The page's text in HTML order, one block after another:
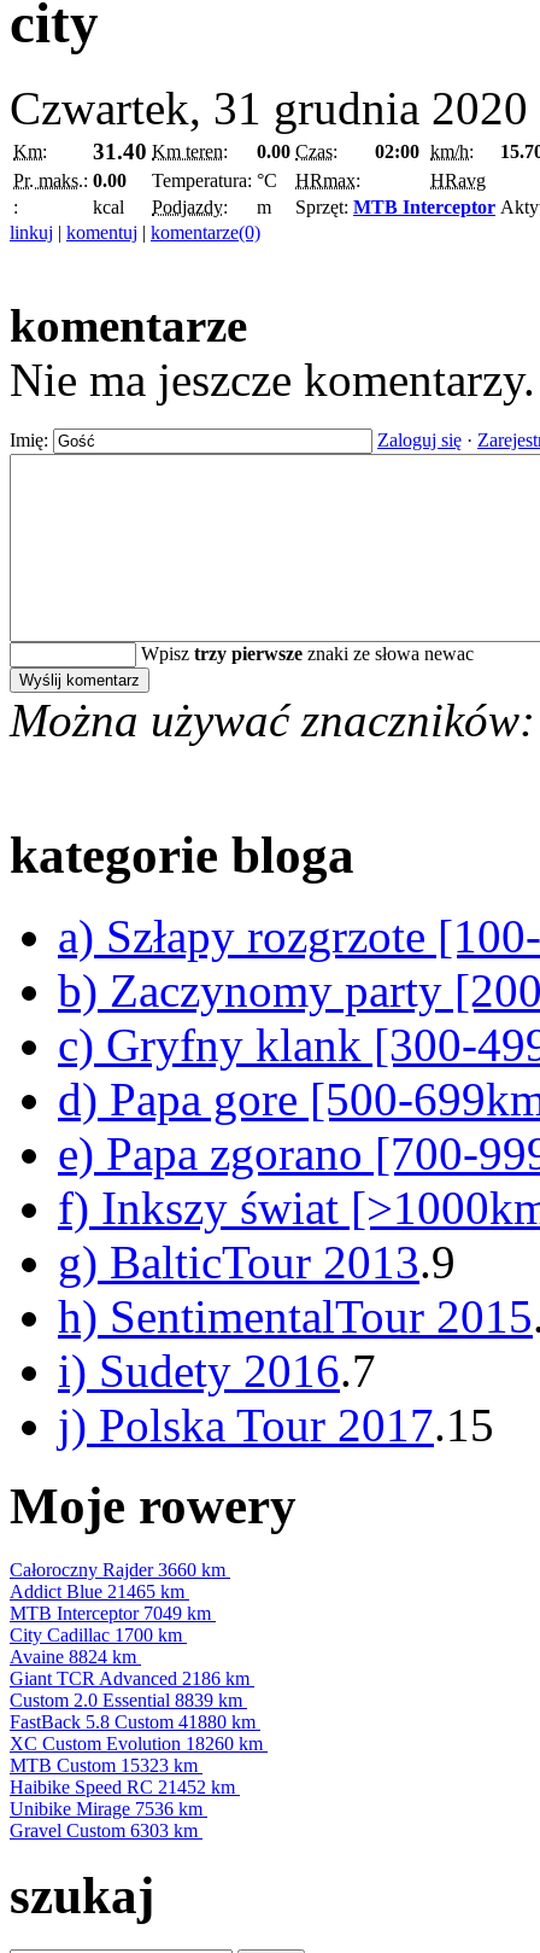
city
Czwartek, 31 grudnia 2020
Km: 31.40 Km teren: 0.00 Czas: 02:00 km/h:
Pr. maks.: 0.00 Temperatura: °C HRmax:
HRavg
:
kcal Podjazdy: m Sprzęt: MTB Interceptor
linkuj | komentuj | komentarze(0)
komentarze
Nie ma jeszcze
Imię: Zaloguj się ·
Wpisz trzy pierwsze znaki ze słowa newac
Można używać znaczników:
kategorie bloga
a) Szłapy rozgrzote
b) Zaczynomy party
c) Gryfny klank [300-
d) Papa gore [500-
e) Papa zgorano [700-
f) Inkszy świat
g) BalticTour 2013.9
h) SentimentalTour 2015
i) Sudety 2016.7
j) Polska Tour 2017.15
Moje rowery
Całoroczny Rajder3660 km
Addict Blue 21465 km
MTB Interceptor 7049 km
City Cadillac 1700 km
Avaine 8824 km
Giant TCR Advanced 2186 km
Custom 2.0 Essential 8839 km
FastBack 5.8 Custom 41880 km
XC Custom Evolution 18260 km
MTB Custom 15323 km
Haibike Speed RC 21452 km
Unibike Mirage 7536 km
Gravel Custom 6303 km
szukaj